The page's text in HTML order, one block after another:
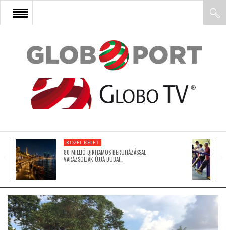
FŐOLDAL
AFRIKA
ÁZSIA
LATIN-AMERIKA
KÖZEL-KELET
80 MILLIÓ DIRHAMOS BERUHÁZÁSSAL
VARÁZSOLJÁK ÚJJÁ DUBAI…